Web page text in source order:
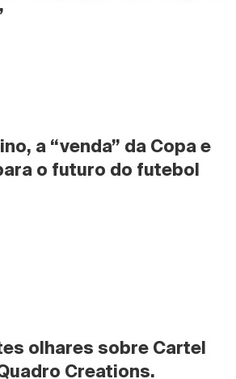
a “venda” da Copa e
o futuro do futebol
olhares sobre Cartel
Creations.